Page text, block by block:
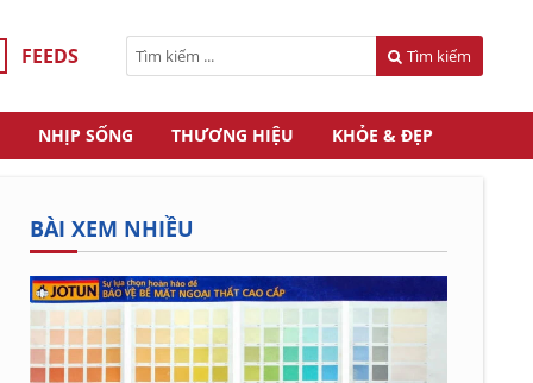
FEEDS Tìm kiếm
NHỊP SỐNG THƯƠNG HIỆU KHỎE & ĐẸP
BÀI XEM NHIỀU